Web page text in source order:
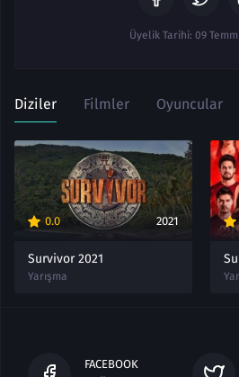
Üyelik Tarihi: 09
Diziler Filmler Oyuncular
0.0 2021
Survivor 2021
Yarışma
FACEBOOK